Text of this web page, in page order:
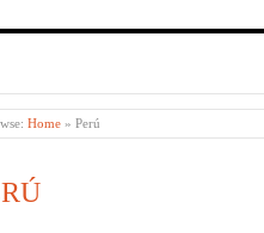
Home » Perú